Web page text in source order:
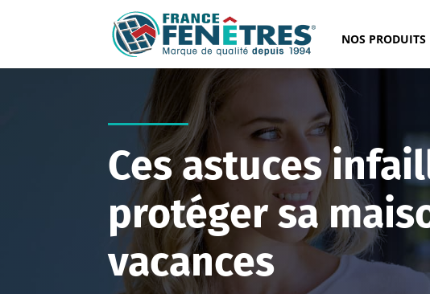
NOS PRODUITS
Ces astuces
protéger sa
vacances